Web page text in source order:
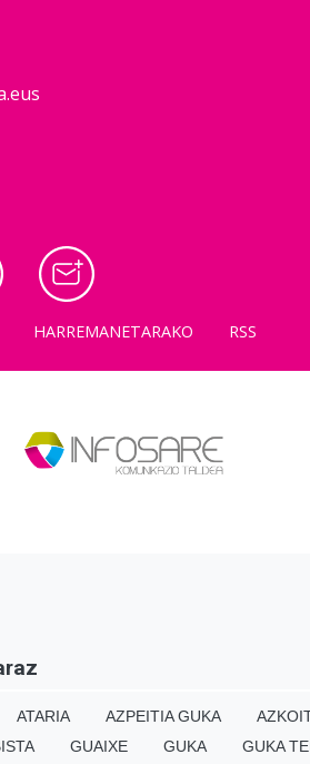
HARREMANETARAKO RSS
ATARIA AZPEITIA GUKA
GUAIXE GUKA GUKA